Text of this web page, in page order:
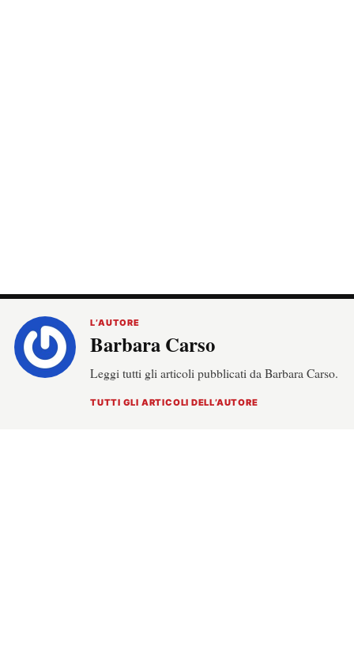
L’AUTORE
Barbara Carso
Leggi tutti gli articoli pubblicati da Barbara Carso.
TUTTI GLI ARTICOLI DELL’AUTORE